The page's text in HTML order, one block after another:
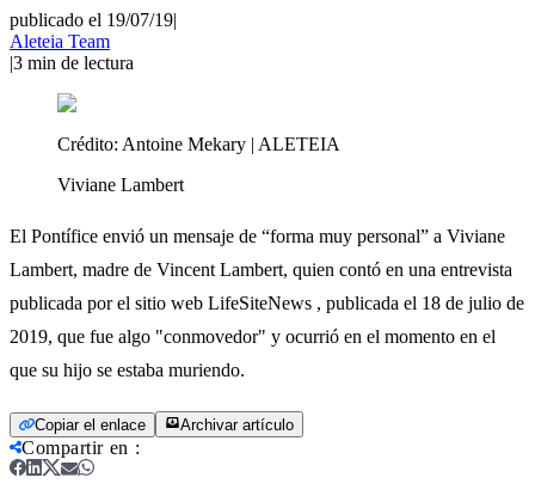
publicado el 19/07/19|
Aleteia Team
|3 min de lectura
Crédito: Antoine Mekary | ALETEIA
Viviane Lambert
El Pontífice envió un mensaje de “forma muy personal” a Viviane
Lambert, madre de Vincent Lambert, quien contó en una entrevista
publicada por el sitio web LifeSiteNews , publicada el 18 de julio de
2019, que fue algo "conmovedor" y ocurrió en el momento en el
que su hijo se estaba muriendo.
Copiar el enlace Archivar artículo
Compartir en :